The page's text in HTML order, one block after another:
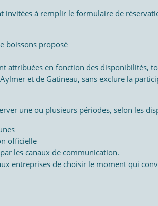
invitées à remplir le formulaire de
boissons proposé
attribuées en fonction des disponibilités,
et de Gatineau, sans exclure la
une ou plusieurs périodes, selon les
officielle
les canaux de communication.
entreprises de choisir le moment qui